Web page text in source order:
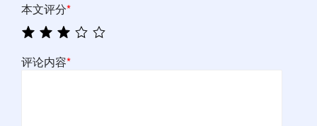
本文评分*
评论内容*